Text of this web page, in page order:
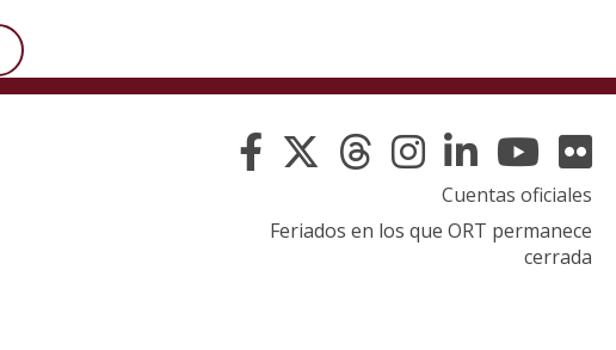
Cuentas oficiales
Feriados en los que ORT permanece
cerrada